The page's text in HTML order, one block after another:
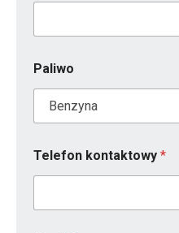
Paliwo
Telefon kontaktowy *